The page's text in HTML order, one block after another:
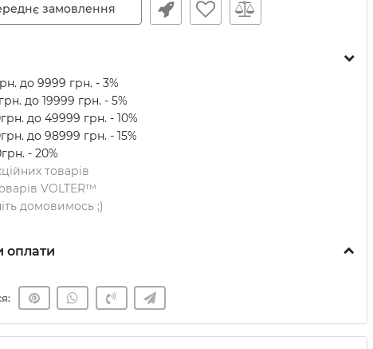
замовлення
до 9999 грн. - 3%
до 19999 грн. - 5%
до 49999 грн. - 10%
до 98999 грн. - 15%
- 20%
товарів
VOLTER™
домовимось ;)
оплати